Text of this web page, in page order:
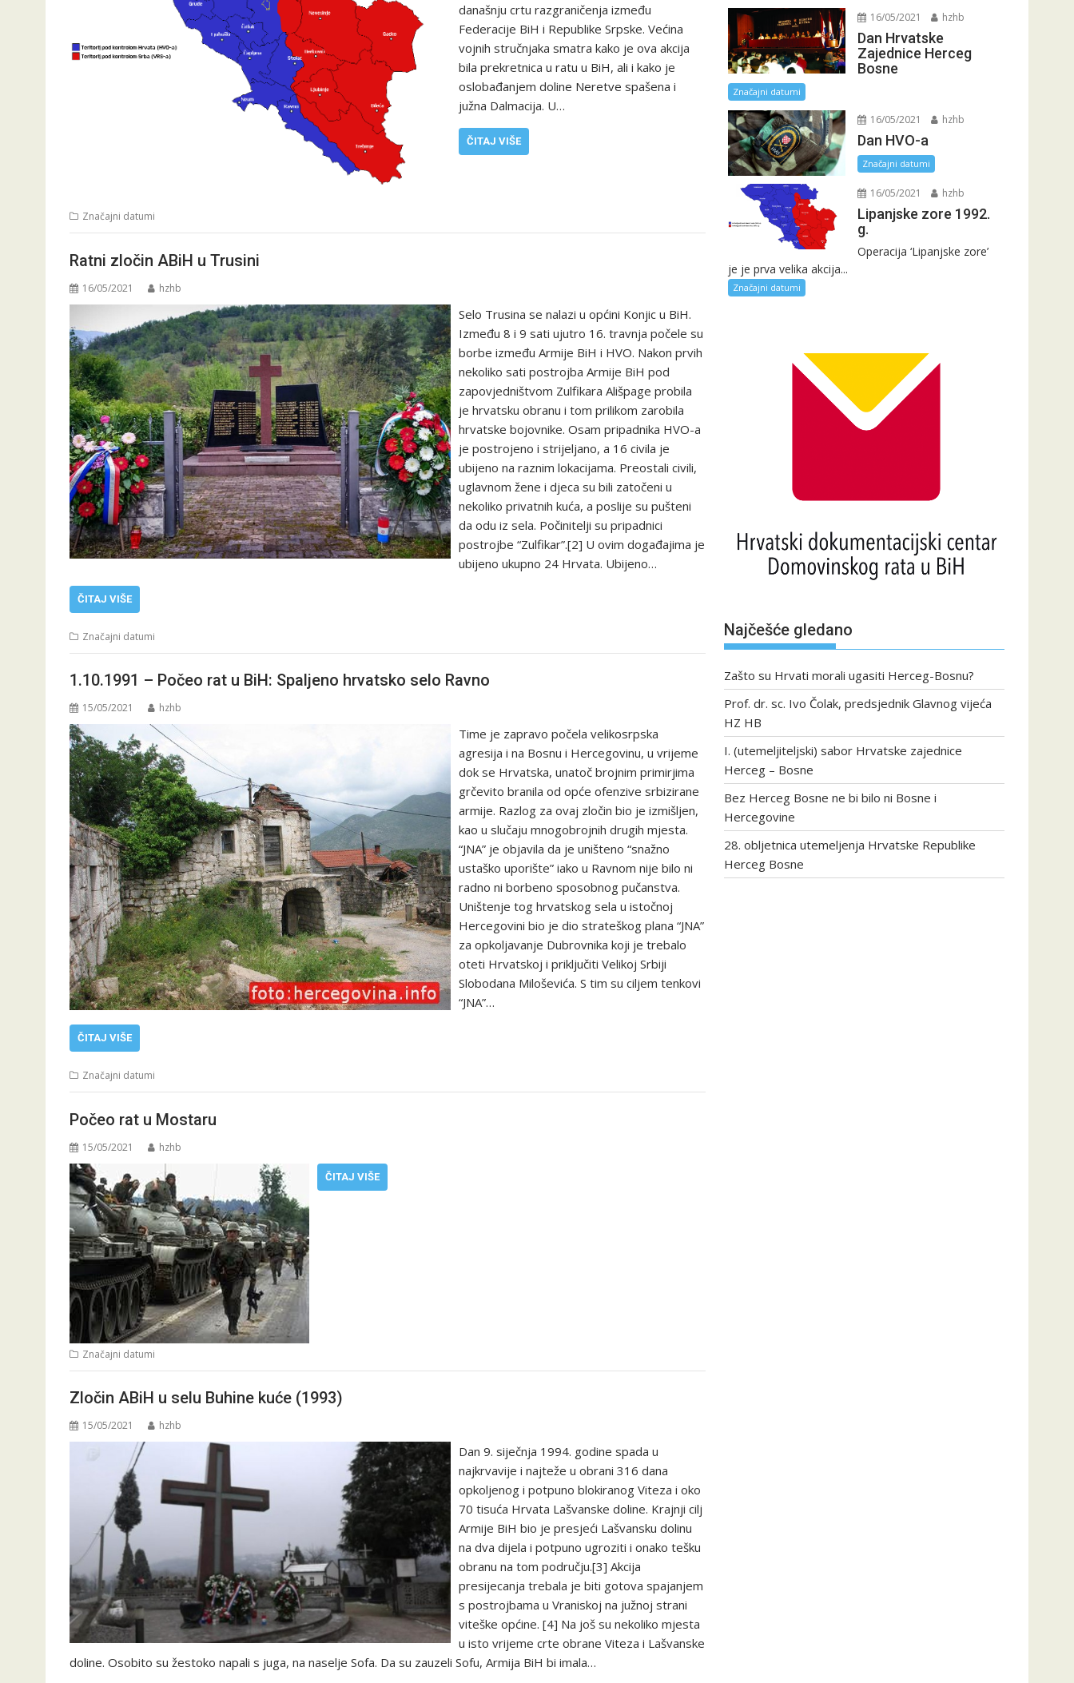
današnju crtu razgraničenja između
Federacije BiH i Republike Srpske. Većina
vojnih stručnjaka smatra kako je ova akcija
bila prekretnica u ratu u BiH, ali i kako je
oslobađanjem doline Neretve spašena i
južna Dalmacija. U…
ČITAJ VIŠE
Značajni datumi
Ratni zločin ABiH u Trusini
16/05/2021 hzhb
Selo Trusina se nalazi u općini Konjic u BiH.
Između 8 i 9 sati ujutro 16. travnja počele su
borbe između Armije BiH i HVO. Nakon prvih
nekoliko sati postrojba Armije BiH pod
zapovjedništvom Zulfikara Ališpage probila
je hrvatsku obranu i tom prilikom zarobila
hrvatske bojovnike. Osam pripadnika HVO-a
je postrojeno i strijeljano, a 16 civila je
ubijeno na raznim lokacijama. Preostali civili,
uglavnom žene i djeca su bili zatočeni u
nekoliko privatnih kuća, a poslije su pušteni
da odu iz sela. Počinitelji su pripadnici
postrojbe “Zulfikar”.[2] U ovim događajima je
ubijeno ukupno 24 Hrvata. Ubijeno…
ČITAJ VIŠE
Značajni datumi
1.10.1991 – Počeo rat u BiH: Spaljeno hrvatsko selo Ravno
15/05/2021 hzhb
Time je zapravo počela velikosrpska
agresija i na Bosnu i Hercegovinu, u vrijeme
dok se Hrvatska, unatoč brojnim primirjima
grčevito branila od opće ofenzive srbizirane
armije. Razlog za ovaj zločin bio je izmišljen,
kao u slučaju mnogobrojnih drugih mjesta.
“JNA” je objavila da je uništeno “snažno
ustaško uporište” iako u Ravnom nije bilo ni
radno ni borbeno sposobnog pučanstva.
Uništenje tog hrvatskog sela u istočnoj
Hercegovini bio je dio strateškog plana “JNA”
za opkoljavanje Dubrovnika koji je trebalo
oteti Hrvatskoj i priključiti Velikoj Srbiji
Slobodana Miloševića. S tim su ciljem tenkovi
“JNA”…
ČITAJ VIŠE
Značajni datumi
Počeo rat u Mostaru
15/05/2021 hzhb
ČITAJ VIŠE
Značajni datumi
Zločin ABiH u selu Buhine kuće (1993)
15/05/2021 hzhb
Dan 9. siječnja 1994. godine spada u
najkrvavije i najteže u obrani 316 dana
opkoljenog i potpuno blokiranog Viteza i oko
70 tisuća Hrvata Lašvanske doline. Krajnji cilj
Armije BiH bio je presjeći Lašvansku dolinu
na dva dijela i potpuno ugroziti i onako tešku
obranu na tom području.[3] Akcija
presijecanja trebala je biti gotova spajanjem
s postrojbama u Vraniskoj na južnoj strani
viteške općine. [4] Na još su nekoliko mjesta
u isto vrijeme crte obrane Viteza i Lašvanske
doline. Osobito su žestoko napali s juga, na naselje Sofa. Da su zauzeli Sofu, Armija BiH bi imala…
16/05/2021 hzhb
Dan Hrvatske
Zajednice Herceg
Bosne
Značajni datumi
16/05/2021 hzhb
Dan HVO-a
Značajni datumi
16/05/2021 hzhb
Lipanjske zore 1992.
g.
Operacija ‘Lipanjske zore’
je je prva velika akcija...
Značajni datumi
Najčešće gledano
Zašto su Hrvati morali ugasiti Herceg-Bosnu?
Prof. dr. sc. Ivo Čolak, predsjednik Glavnog vijeća
HZ HB
I. (utemeljiteljski) sabor Hrvatske zajednice
Herceg – Bosne
Bez Herceg Bosne ne bi bilo ni Bosne i
Hercegovine
28. obljetnica utemeljenja Hrvatske Republike
Herceg Bosne